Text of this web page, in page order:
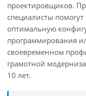
проектировщиков.
специалисты
оптимальную
программирования
своевременном
грамотной
10 лет.